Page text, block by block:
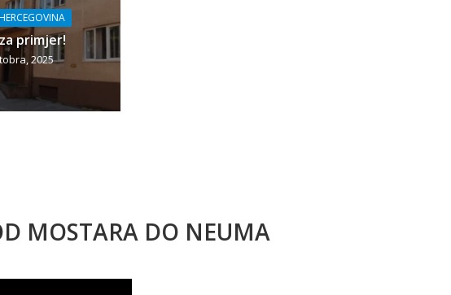
primjer!
2025
MOSTARA DO NEUMA